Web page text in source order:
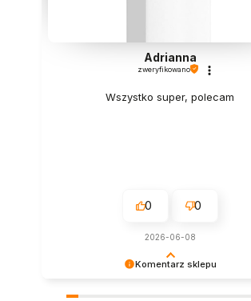
Komentarz sklepu
Adrianna
zweryfikowano
Wszystko super, polecam
0 0
2026-06-08